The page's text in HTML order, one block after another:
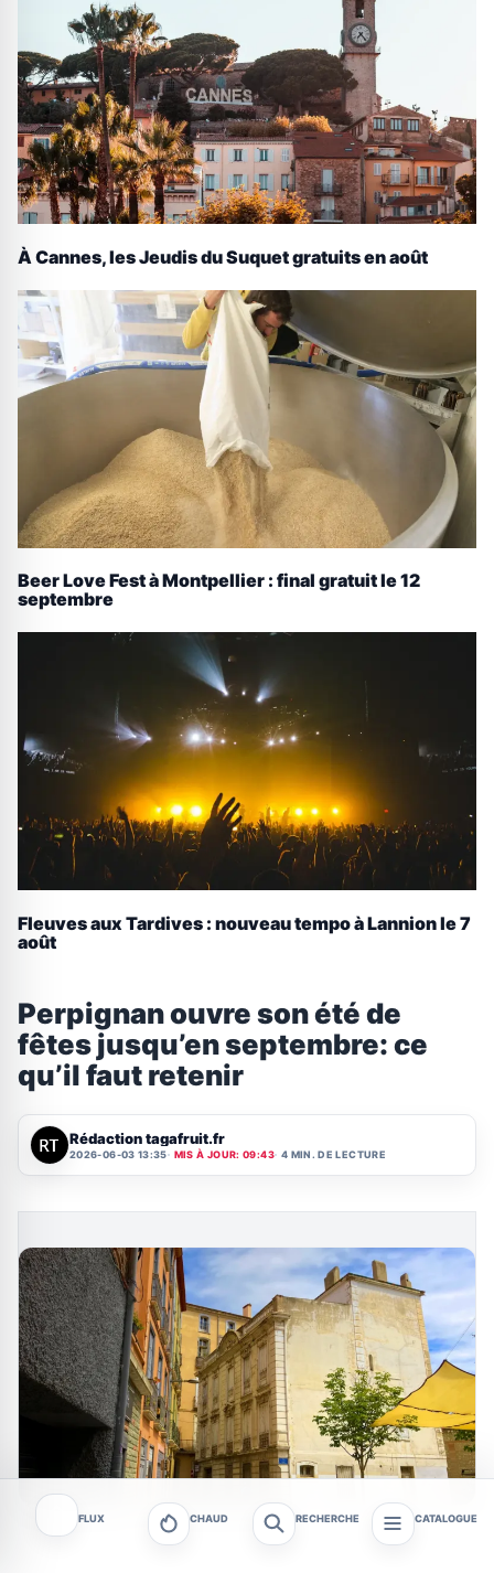
À Cannes, les Jeudis du Suquet gratuits en août
Beer Love Fest à Montpellier : final gratuit le 12
septembre
Fleuves aux Tardives : nouveau tempo à Lannion le 7
août
Perpignan ouvre son été de
fêtes jusqu’en septembre: ce
qu’il faut retenir
Rédaction tagafruit.fr
2026-06-03 13:35 MIS À JOUR: 09:43 4 MIN. DE LECTURE
FLUX CHAUD RECHERCHE CATALOGUE